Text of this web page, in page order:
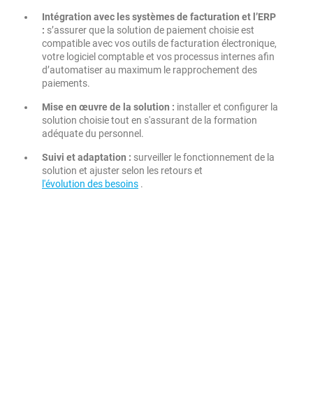
Intégration avec les systèmes de facturation et l’ERP
: s’assurer que la solution de paiement choisie est
compatible avec vos outils de facturation électronique,
votre logiciel comptable et vos processus internes afin
d’automatiser au maximum le rapprochement des
paiements.
Mise en œuvre de la solution : installer et configurer la
solution choisie tout en s'assurant de la formation
adéquate du personnel.
Suivi et adaptation : surveiller le fonctionnement de la
solution et ajuster selon les retours et
l'évolution des besoins .